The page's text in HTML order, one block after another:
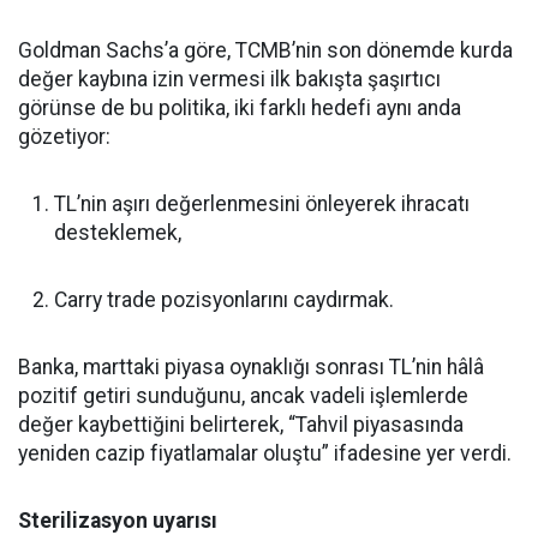
Goldman Sachs’a göre, TCMB’nin son dönemde kurda
değer kaybına izin vermesi ilk bakışta şaşırtıcı
görünse de bu politika, iki farklı hedefi aynı anda
gözetiyor:
TL’nin aşırı değerlenmesini önleyerek ihracatı
desteklemek,
Carry trade pozisyonlarını caydırmak.
Banka, marttaki piyasa oynaklığı sonrası TL’nin hâlâ
pozitif getiri sunduğunu, ancak vadeli işlemlerde
değer kaybettiğini belirterek, “Tahvil piyasasında
yeniden cazip fiyatlamalar oluştu” ifadesine yer verdi.
Sterilizasyon uyarısı